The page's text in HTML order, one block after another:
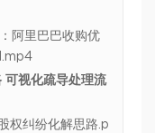
阿里巴巴收购优
可视化疏导处理流
权纠纷化解思路.p